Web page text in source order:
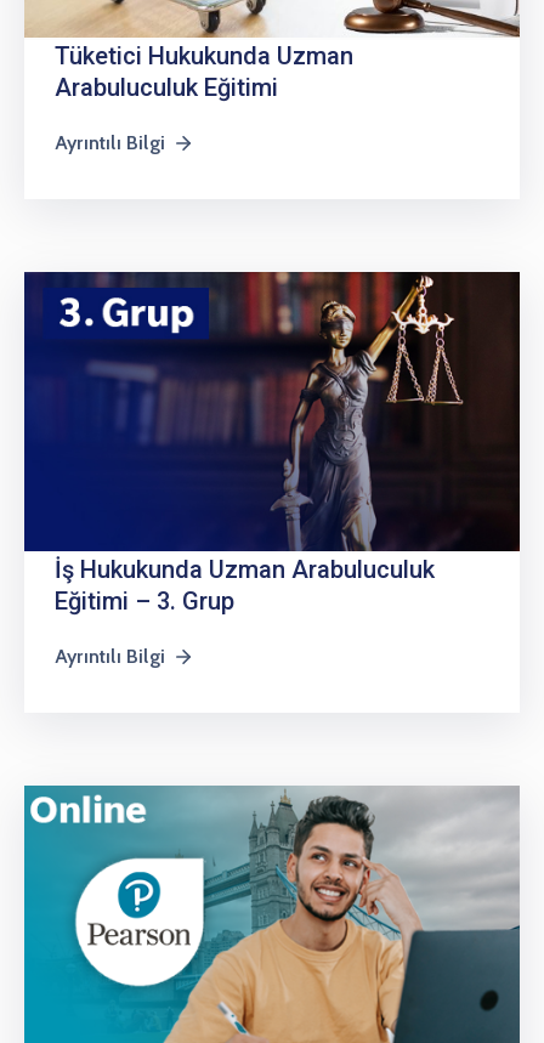
Tüketici Hukukunda Uzman
Arabuluculuk Eğitimi
Ayrıntılı Bilgi
İş Hukukunda Uzman Arabuluculuk
Eğitimi – 3. Grup
Ayrıntılı Bilgi